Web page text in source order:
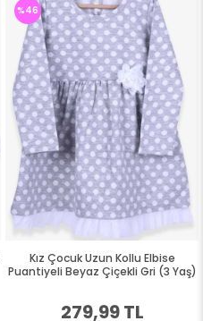
Kız Çocuk Uzun Kollu Elbise
Puantiyeli Beyaz Çiçekli Gri (3 Yaş)
279,99 TL
%46